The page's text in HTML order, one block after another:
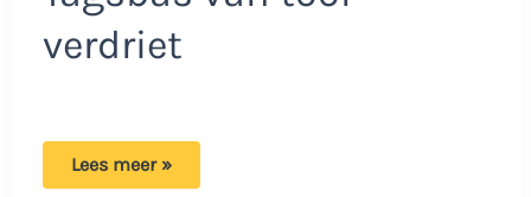
verdriet
Plotseling
Lees meer »